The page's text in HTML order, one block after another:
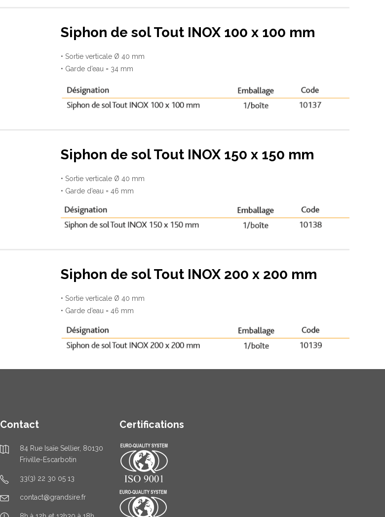
Siphon de sol Tout INOX 100 x 100 mm
• Sortie verticale Ø 40 mm
• Garde d’eau = 34 mm
Siphon de sol Tout INOX 150 x 150 mm
• Sortie verticale Ø 40 mm
• Garde d’eau = 46 mm
Siphon de sol Tout INOX 200 x 200 mm
• Sortie verticale Ø 40 mm
• Garde d’eau = 46 mm
Contact
84 Rue Isaïe Sellier, 80130
Friville-Escarbotin
33(3) 22 30 05 13
contact@grandsire.fr
Certifications